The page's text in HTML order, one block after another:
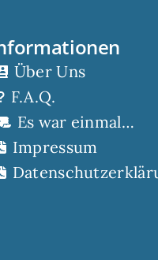
Über Uns
F.A.Q.
Es war einmal…
Impressum